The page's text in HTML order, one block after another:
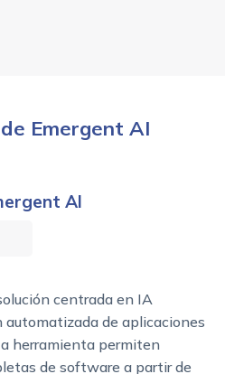
Emergent AI
AI
centrada en IA
automatizada de aplicaciones
herramienta permiten
de software a partir de